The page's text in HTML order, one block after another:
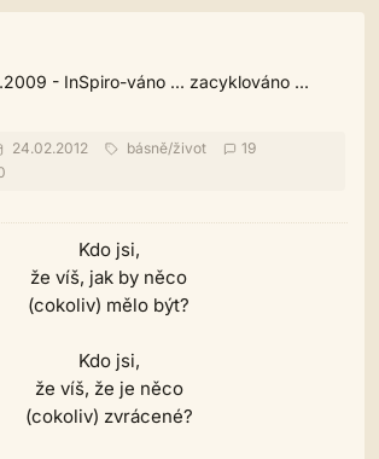
- InSpiro-váno ... zacyklováno ...
24.02.2012 básně/život
19
Kdo jsi,
že víš, jak by něco
(cokoliv) mělo být?
Kdo jsi,
že víš, že je něco
(cokoliv) zvrácené?